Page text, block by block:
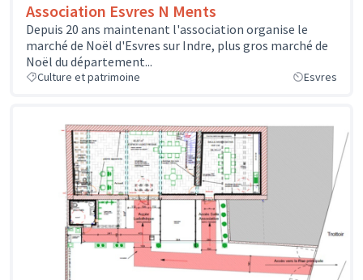
Association Esvres N Ments
Depuis 20 ans maintenant l'association organise le
marché de Noël d'Esvres sur Indre, plus gros marché de
Noël du département...
Culture et patrimoine Esvres